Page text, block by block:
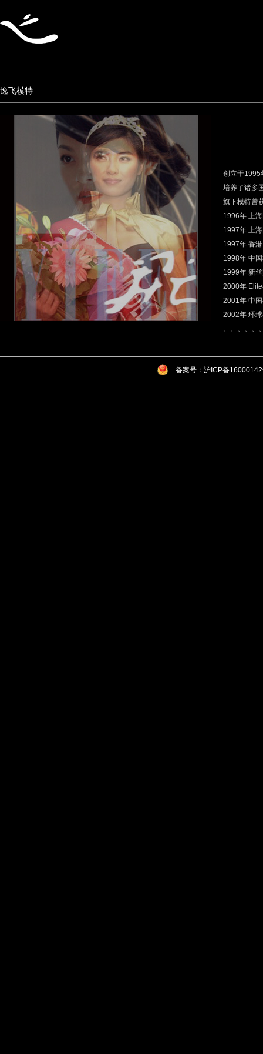
逸飞模特
创立于1995
培养了诸多
旗下模特曾
1996年 上
1997年 上
1997年 香
1998年 中
1999年 新
2000年
2001年 中
2002年 环
。。。。。
备案号：沪ICP备